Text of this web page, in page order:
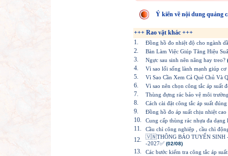
Ý kiến về nội dung quảng
+++ Rao vặt khác +++
1.
Đồng hồ đo nhiệt độ cho ngành
2. Bàn Làm Việc Giúp Tăng Hiệu
3. Ngực sau sinh nên nâng hay treo?
4. Vì sao lối sống lành mạnh giúp
5. Vì Sao Cần Xem Cả Quẻ Chủ Và
6. Vì sao nên chọn công tắc áp suất
7. Thùng đựng rác bảo vệ môi
8. Cách cài đặt công tắc áp suất
9. Đồng hồ đo áp suất chịu nhiệt cao
10. Cung cấp thùng rác nhựa đa
11. Cầu chì công nghiệp , cầu chì
12.
🇻🇳THÔNG BÁO TUYỂN SINH
-2027✅ (02/08)
13. Các bước kiểm tra công tắc áp suất